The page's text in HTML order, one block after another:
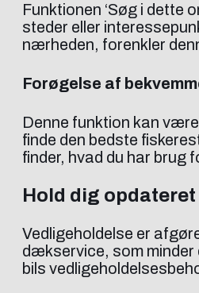
Funktionen ‘Søg i dette
steder eller
nærheden, forenkler
Forøgelse af
Denne funktion kan
finde den bedste
finder, hvad du har brug
Hold dig
Vedligeholdelse er
dækservice, som minder
bils